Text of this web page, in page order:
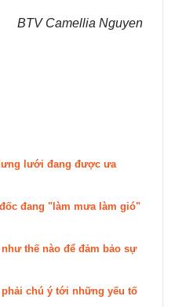
BTV Camellia Nguyen
lưới đang được ưa
đang "làm mưa làm gió"
thế nào để đảm bảo sự
chú ý tới những yếu tố